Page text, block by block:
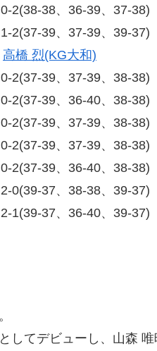
2(38-38、36-39、37-
2(37-39、37-39、39-37)
高橋 烈(KG大和)
2(37-39、37-39、38-38)
2(37-39、36-40、38-
2(37-39、37-39、38-38)
2(37-39、37-39、38-38)
2(37-39、36-40、38-38)
0(39-37、38-38、39-37)
1(39-37、36-40、39-37)
してデビューし、山森